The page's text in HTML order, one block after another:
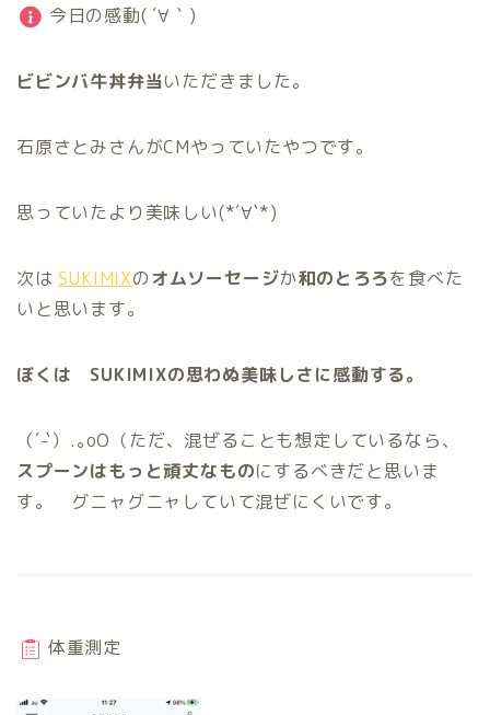
今日の感動( ´∀｀)
ビビンバ牛丼弁当いただきました。
石原さとみさんがCMやっていたやつです。
思っていたより美味しい(*´∀`*)
次はSUKIMIXの オムソーセージか和のとろろを食べた
いと思います。
ぼくは SUKIMIXの思わぬ美味しさに感動する。
（´-`）.｡oO（ただ、混ぜることも想定しているなら、
スプーンはもっと頑丈なものにするべきだと思いま
す。 グニャグニャしていて混ぜにくいです。
体重測定